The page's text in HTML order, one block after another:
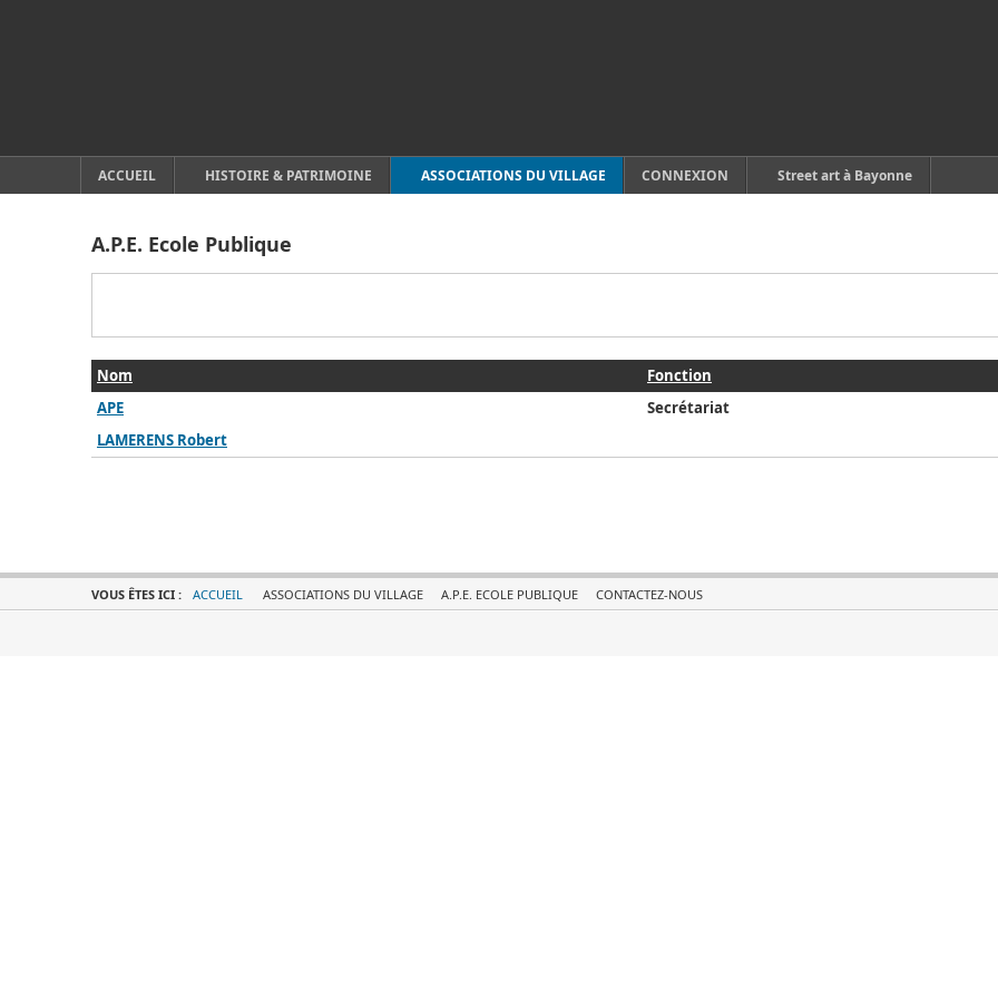
ACCUEIL HISTOIRE & PATRIMOINE ASSOCIATIONS DU VILLAGE CONNEXION Street art à Bayonne
A.P.E. Ecole Publique
Nom
Fonction
APE
Secrétariat
LAMERENS Robert
VOUS ÊTES ICI : ACCUEIL ASSOCIATIONS DU VILLAGE A.P.E. ECOLE PUBLIQUE CONTACTEZ-NOUS